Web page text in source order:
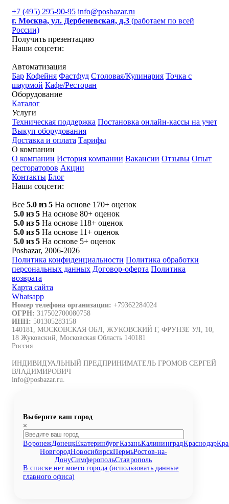
+7 (495) 295-90-95 info@posbazar.ru
г. Москва, ул. Дербеневская, д.3 (работаем по всей
России)
Получить презентацию
Наши соцсети:
Автоматизация
Бар Кофейня Фастфуд Столовая/Кулинария Точка с
шаурмой Кафе/Ресторан
Оборудование
Каталог
Услуги
Техническая поддержка Постановка онлайн-кассы на учет
Выкуп оборудования
Доставка и оплата Тарифы
О компании
О компании История компании Вакансии Отзывы Опыт
рестораторов Акции
Контакты Блог
Наши соцсети:
Все 5.0 из 5 На основе 170+ оценок
5.0 из 5 На основе 80+ оценок
5.0 из 5 На основе 118+ оценок
5.0 из 5 На основе 11+ оценок
5.0 из 5 На основе 5+ оценок
Posbazar, 2006-2026
Политика конфиденциальности Политика обработки
персональных данных Договор-оферта Политика
возврата
Карта сайта
Whatsapp
Номер телефона организации: +79362284024
ОГРН: 317502700080758
ИНН: 501305283158
140181, МОСКОВСКАЯ ОБЛ, ЖУКОВСКИЙ Г, ФРУНЗЕ УЛ, 10,
18 Жуковский, Московская Область 140181
Россия
ИНДИВИДУАЛЬНЫЙ ПРЕДПРИНИМАТЕЛЬ ГРОМОВ СЕРГЕЙ
ВЛАДИМИРОВИЧ
info@posbazar.ru.
Выберите ваш город
×
ВоронежДонецкЕкатеринбургКазаньКалининградКраснодар
НовгородНовосибирскПермьРостов-на-
ДонуСимферопольСтаврополь
В списке нет моего города (использовать данные
главного офиса)